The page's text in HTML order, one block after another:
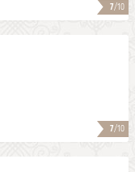
7/10
7/10